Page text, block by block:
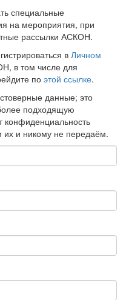
специальные
на мероприятия, при
рассылки АСКОН.
в Личном
в том числе для
по этой ссылке.
данные; это
подходящую
и никому не передаём.